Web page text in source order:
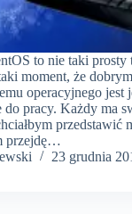
to nie taki prosty
moment, że
operacyjnego jest
pracy. Każdy ma
przedstawić
przejdę…
23 grudnia